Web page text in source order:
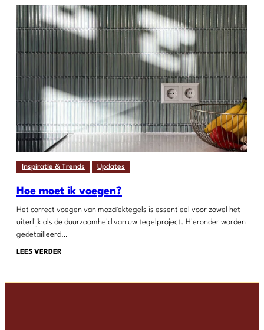
Inspiratie & Trends Updates
Hoe moet ik voegen?
Het correct voegen van mozaïektegels is essentieel voor zowel het
uiterlijk als de duurzaamheid van uw tegelproject. Hieronder worden
gedetailleerd…
LEES VERDER